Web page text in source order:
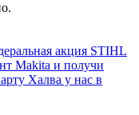
акция STIHL
Makita и получи
Халва у нас в